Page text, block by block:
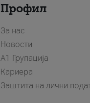
Профил
За нас
Новости
А1 Групација
Кариера
Заштита на лични